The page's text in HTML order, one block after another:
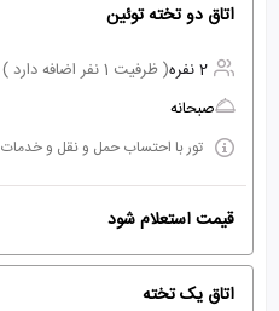
اتاق دو تخته توئین
2 نفره
( ظرفیت 1 نفر اضافه دارد )
صبحانه
تور با احتساب حمل و نقل و خدمات
قیمت استعلام شود
اتاق یک تخته